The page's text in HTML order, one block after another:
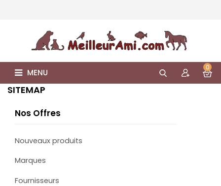
0
MENU
SITEMAP
Nos Offres
Nouveaux produits
Marques
Fournisseurs